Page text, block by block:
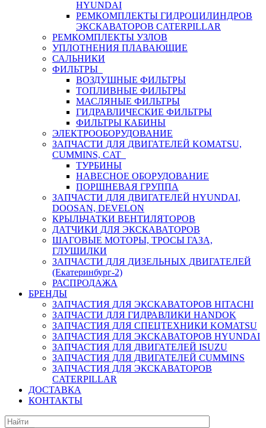
HYUNDAI
РЕМКОМПЛЕКТЫ ГИДРОЦИЛИНДРОВ
ЭКСКАВАТОРОВ CATERPILLAR
РЕМКОМПЛЕКТЫ УЗЛОВ
УПЛОТНЕНИЯ ПЛАВАЮЩИЕ
САЛЬНИКИ
ФИЛЬТРЫ
ВОЗДУШНЫЕ ФИЛЬТРЫ
ТОПЛИВНЫЕ ФИЛЬТРЫ
МАСЛЯНЫЕ ФИЛЬТРЫ
ГИДРАВЛИЧЕСКИЕ ФИЛЬТРЫ
ФИЛЬТРЫ КАБИНЫ
ЭЛЕКТРООБОРУДОВАНИЕ
ЗАПЧАСТИ ДЛЯ ДВИГАТЕЛЕЙ KOMATSU,
CUMMINS, CAT
ТУРБИНЫ
НАВЕСНОЕ ОБОРУДОВАНИЕ
ПОРШНЕВАЯ ГРУППА
ЗАПЧАСТИ ДЛЯ ДВИГАТЕЛЕЙ HYUNDAI,
DOOSAN, DEVELON
КРЫЛЬЧАТКИ ВЕНТИЛЯТОРОВ
ДАТЧИКИ ДЛЯ ЭКСКАВАТОРОВ
ШАГОВЫЕ МОТОРЫ, ТРОСЫ ГАЗА,
ГЛУШИЛКИ
ЗАПЧАСТИ ДЛЯ ДИЗЕЛЬНЫХ ДВИГАТЕЛЕЙ
(Екатеринбург-2)
РАСПРОДАЖА
БРЕНДЫ
ЗАПЧАСТИЯ ДЛЯ ЭКСКАВАТОРОВ HITACHI
ЗАПЧАСТИ ДЛЯ ГИДРАВЛИКИ HANDOK
ЗАПЧАСТИЯ ДЛЯ СПЕЦТЕХНИКИ KOMATSU
ЗАПЧАСТИЯ ДЛЯ ЭКСКАВАТОРОВ HYUNDAI
ЗАПЧАСТИЯ ДЛЯ ДВИГАТЕЛЕЙ ISUZU
ЗАПЧАСТИЯ ДЛЯ ДВИГАТЕЛЕЙ CUMMINS
ЗАПЧАСТИЯ ДЛЯ ЭКСКАВАТОРОВ
CATERPILLAR
ДОСТАВКА
КОНТАКТЫ